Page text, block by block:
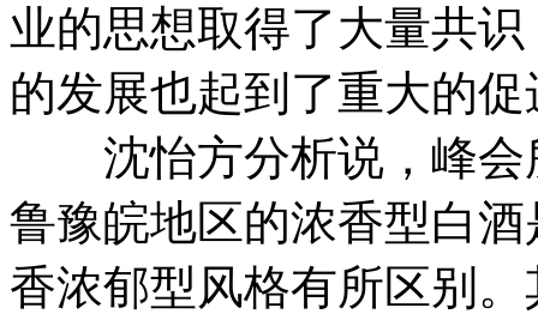
业的思想取得了大量共
的发展也起到了重大的
沈怡方分析说，峰会
鲁豫皖地区的浓香型白
香浓郁型风格有所区别